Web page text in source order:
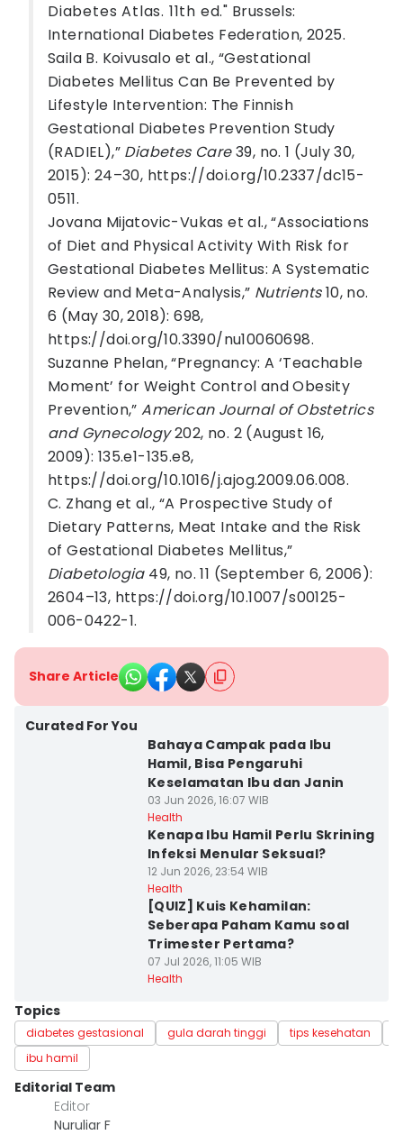
Diabetes Atlas. 11th ed." Brussels:
International Diabetes Federation, 2025.
Saila B. Koivusalo et al., “Gestational
Diabetes Mellitus Can Be Prevented by
Lifestyle Intervention: The Finnish
Gestational Diabetes Prevention Study
(RADIEL),” Diabetes Care39, no. 1 (July 30,
2015): 24–30, https://doi.org/10.2337/dc15-
0511.
Jovana Mijatovic-Vukas et al., “Associations
of Diet and Physical Activity With Risk for
Gestational Diabetes Mellitus: A Systematic
Review and Meta-Analysis,” Nutrients10, no.
6 (May 30, 2018): 698,
https://doi.org/10.3390/nu10060698.
Suzanne Phelan, “Pregnancy: A ‘Teachable
Moment’ for Weight Control and Obesity
Prevention,”American Journal of Obstetrics
and Gynecology202, no. 2 (August 16,
2009): 135.e1-135.e8,
https://doi.org/10.1016/j.ajog.2009.06.008.
C. Zhang et al., “A Prospective Study of
Dietary Patterns, Meat Intake and the Risk
of Gestational Diabetes Mellitus,”
Diabetologia49, no. 11 (September 6, 2006):
2604–13, https://doi.org/10.1007/s00125-
006-0422-1.
Share Article
Curated For You
Bahaya Campak pada Ibu
Hamil, Bisa Pengaruhi
Keselamatan Ibu dan Janin
03 Jun 2026, 16:07 WIB
Health
Kenapa Ibu Hamil Perlu Skrining
Infeksi Menular Seksual?
12 Jun 2026, 23:54 WIB
Health
[QUIZ] Kuis Kehamilan:
Seberapa Paham Kamu soal
Trimester Pertama?
07 Jul 2026, 11:05 WIB
Health
Topics
diabetes gestasional gula darah tinggi tips kesehatan
ibu hamil
Editorial Team
Editor
Nuruliar F